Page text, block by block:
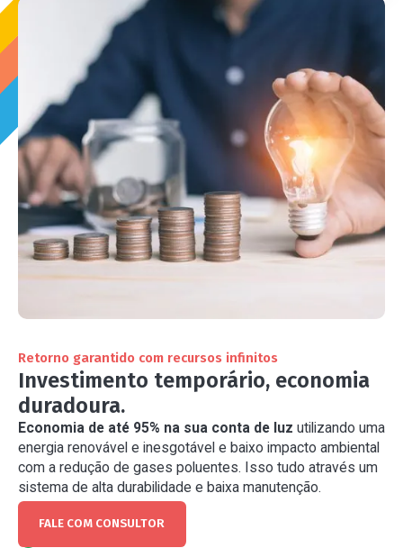
Retorno garantido com recursos infinitos
Investimento temporário, economia
duradoura.
Economia de até 95% na sua conta de luz utilizando uma
energia renovável e inesgotável e baixo impacto ambiental
com a redução de gases poluentes. Isso tudo através um
sistema de alta durabilidade e baixa manutenção.
FALE COM CONSULTOR